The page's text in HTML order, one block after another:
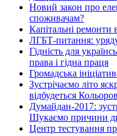
Новий закон про
споживачам?
Капітальні
ЛГБТ-питання:
Гідність для
права і гідна праця
Громадська
Зустрічаємо літо
відбудеться
Думайдан-2017:
Шукаємо причини
Центр тестування